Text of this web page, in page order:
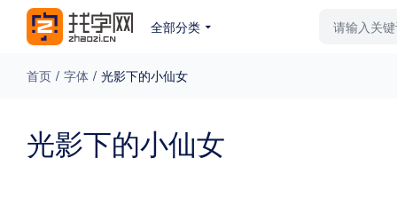
全部分类
免费下载 收费下载 更多
首页 / 字体 / 光影下的小仙女
光影下的小仙女